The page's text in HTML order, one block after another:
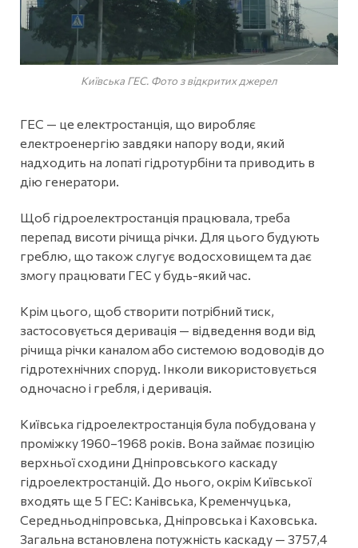
Київська ГЕС. Фото з відкритих джерел
ГЕС — це електростанція, що виробляє
електроенергію завдяки напору води, який
надходить на лопаті гідротурбіни та приводить в
дію генератори.
Щоб гідроелектростанція працювала, треба
перепад висоти річища річки. Для цього будують
греблю, що також слугує водосховищем та дає
змогу працювати ГЕС у будь-який час.
Крім цього, щоб створити потрібний тиск,
застосовується деривація — відведення води від
річища річки каналом або системою водоводів до
гідротехнічних споруд. Інколи використовується
одночасно і гребля, і деривація.
Київська гідроелектростанція була побудована у
проміжку 1960–1968 років. Вона займає позицію
верхньої сходини Дніпровського каскаду
гідроелектростанцій. До нього, окрім Київської
входять ще 5 ГЕС: Канівська, Кременчуцька,
Середньодніпровська, Дніпровська і Каховська.
Загальна встановлена потужність каскаду — 3757,4